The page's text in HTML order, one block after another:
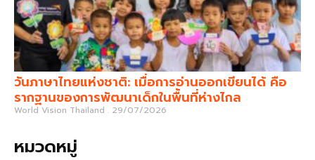
วันภาษาไทยแห่งชาติ: เมื่อการอ่านออกเขียนได้ คือ
รากฐานของการพัฒนาเด็กในพื้นที่ห่างไกล
World Vision Thailand 29/07/2026
หมวดหมู่